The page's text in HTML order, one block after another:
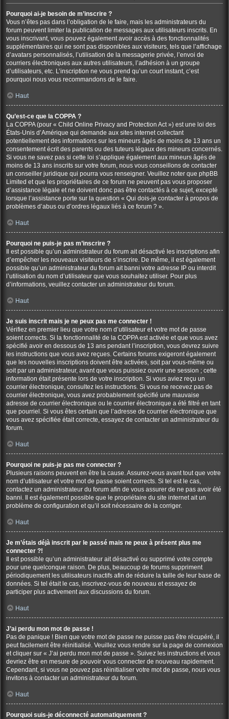
Pourquoi ai-je besoin de m’inscrire ?
Vous n’êtes pas dans l’obligation de le faire, mais les administrateurs du
forum peuvent limiter la publication de messages aux utilisateurs inscrits. En
vous inscrivant, vous pouvez également avoir accès à des fonctionnalités
supplémentaires qui ne sont pas disponibles aux visiteurs, tels que l’affichage
d’avatars personnalisés, l’utilisation de la messagerie privée, l’envoi de
courriers électroniques aux autres utilisateurs, l’adhésion à un groupe
d’utilisateurs, etc. L’inscription ne vous prend qu’un court instant, c’est
pourquoi nous vous recommandons de le faire.
Haut
Qu’est-ce que la COPPA ?
La COPPA (pour « Child Online Privacy and Protection Act ») est une loi des
États-Unis d’Amérique qui demande aux sites internet collectant
potentiellement des informations sur les mineurs âgés de moins de 13 ans un
consentement écrit des parents ou des tuteurs légaux des mineurs concernés.
Si vous ne savez pas si cette loi s’applique également aux mineurs âgés de
moins de 13 ans inscrits sur votre forum, nous vous conseillons de contacter
un conseiller juridique qui pourra vous renseigner. Veuillez noter que phpBB
Limited et que les propriétaires de ce forum ne peuvent pas vous proposer
d’assistance légale et ne doivent donc pas être contactés à ce sujet, excepté
lorsque l’assistance porte sur la question « Qui dois-je contacter à propos de
problèmes d’abus ou d’ordres légaux liés à ce forum ? ».
Haut
Pourquoi ne puis-je pas m’inscrire ?
Il est possible qu’un administrateur du forum ait désactivé les inscriptions afin
d’empêcher les nouveaux visiteurs de s’inscrire. De même, il est également
possible qu’un administrateur du forum ait banni votre adresse IP ou interdit
l’utilisation du nom d’utilisateur que vous souhaitez utiliser. Pour plus
d’informations, veuillez contacter un administrateur du forum.
Haut
Je suis inscrit mais je ne peux pas me connecter !
Vérifiez en premier lieu que votre nom d’utilisateur et votre mot de passe
soient corrects. Si la fonctionnalité de la COPPA est activée et que vous avez
spécifié avoir en dessous de 13 ans pendant l’inscription, vous devrez suivre
les instructions que vous avez reçues. Certains forums exigeront également
que les nouvelles inscriptions doivent être activées, soit par vous-même ou
soit par un administrateur, avant que vous puissiez ouvrir une session ; cette
information était présente lors de votre inscription. Si vous aviez reçu un
courrier électronique, consultez les instructions. Si vous ne recevez pas de
courrier électronique, vous avez probablement spécifié une mauvaise
adresse de courrier électronique ou le courrier électronique a été filtré en tant
que pourriel. Si vous êtes certain que l’adresse de courrier électronique que
vous avez spécifiée était correcte, essayez de contacter un administrateur du
forum.
Haut
Pourquoi ne puis-je pas me connecter ?
Plusieurs raisons peuvent en être la cause. Assurez-vous avant tout que votre
nom d’utilisateur et votre mot de passe soient corrects. Si tel est le cas,
contactez un administrateur du forum afin de vous assurer de ne pas avoir été
banni. Il est également possible que le propriétaire du site internet ait un
problème de configuration et qu’il soit nécessaire de la corriger.
Haut
Je m’étais déjà inscrit par le passé mais ne peux à présent plus me
connecter ?!
Il est possible qu’un administrateur ait désactivé ou supprimé votre compte
pour une quelconque raison. De plus, beaucoup de forums suppriment
périodiquement les utilisateurs inactifs afin de réduire la taille de leur base de
données. Si tel était le cas, inscrivez-vous de nouveau et essayez de
participer plus activement aux discussions du forum.
Haut
J’ai perdu mon mot de passe !
Pas de panique ! Bien que votre mot de passe ne puisse pas être récupéré, il
peut facilement être réinitialisé. Veuillez vous rendre sur la page de connexion
et cliquer sur « J’ai perdu mon mot de passe ». Suivez les instructions et vous
devriez être en mesure de pouvoir vous connecter de nouveau rapidement.
Cependant, si vous ne pouvez pas réinitialiser votre mot de passe, nous vous
invitons à contacter un administrateur du forum.
Haut
Pourquoi suis-je déconnecté automatiquement ?